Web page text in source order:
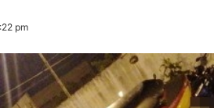
pm